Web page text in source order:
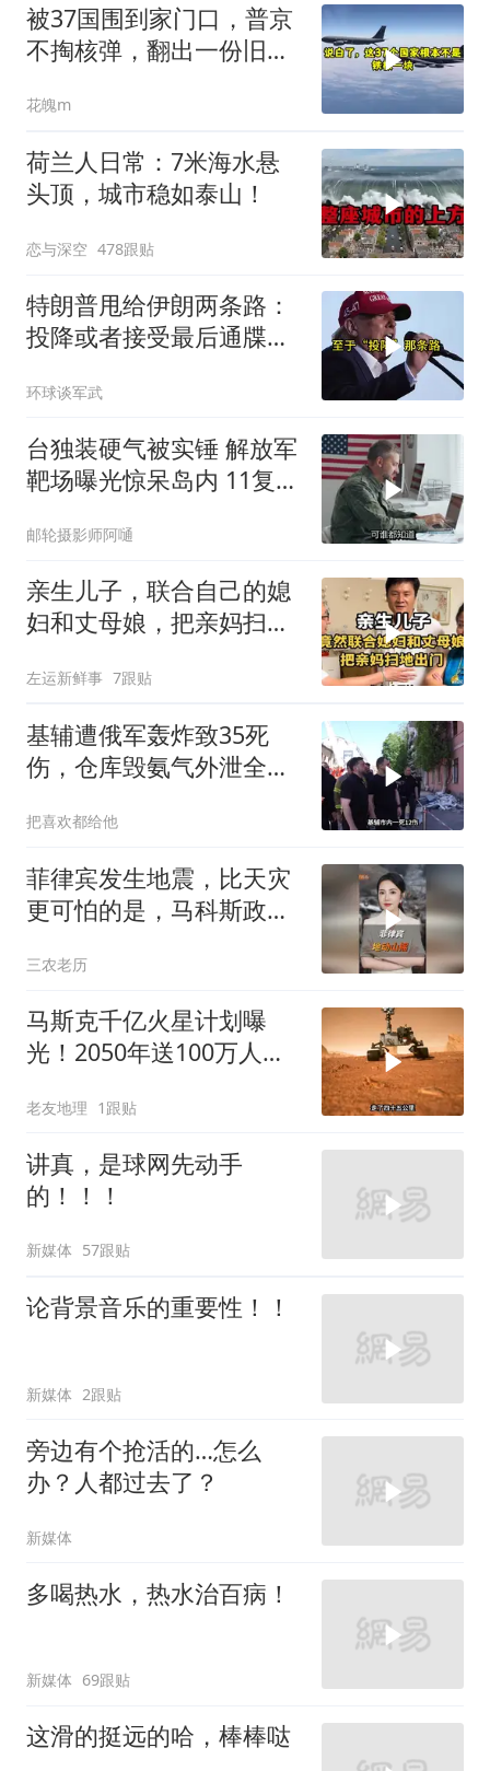
被37国围到家门口，普京
不掏核弹，翻出一份旧合
花魄m
荷兰人日常：7米海水悬
头顶，城市稳如泰山！
恋与深空 478跟贴
特朗普甩给伊朗两条路：
投降或者接受最后通牒，
打下美军一架无人机
环球谈军武
台独装硬气被实锤 解放军
靶场曝光惊呆岛内 11复刻
邮轮摄影师阿嗵
亲生儿子，联合自己的媳
妇和丈母娘，把亲妈扫地
左运新鲜事 7跟贴
基辅遭俄军轰炸致35死
伤，仓库毁氨气外泄全城
把喜欢都给他
菲律宾发生地震，比天灾
更可怕的是，马科斯政府
三农老历
马斯克千亿火星计划曝
光！2050年送100万人上
老友地理 1跟贴
讲真，是球网先动手
的！！！
新媒体 57跟贴
论背景音乐的重要性！！
新媒体 2跟贴
旁边有个抢活的…怎么
办？人都过去了？
新媒体
多喝热水，热水治百病！
新媒体 69跟贴
这滑的挺远的哈，棒棒哒